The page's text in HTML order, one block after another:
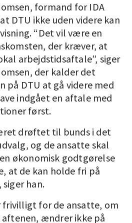
formand for IDA
DTU ikke uden videre kan
“Det vil være en
der kræver, at
arbejdstidsaftale”, siger
der kalder det
på DTU at gå videre med
indgået en aftale med
først.
drøftet til bunds i det
og de ansatte skal
økonomisk godtgørelse
at de kan holde fri på
han.
for de ansatte, om
aftenen, ændrer ikke på